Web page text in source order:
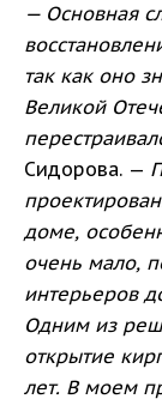
— Основная
так как оно
Великой
Сидорова. —
доме,
очень мало,
интерьеров
Одним из
открытие
лет. В моем